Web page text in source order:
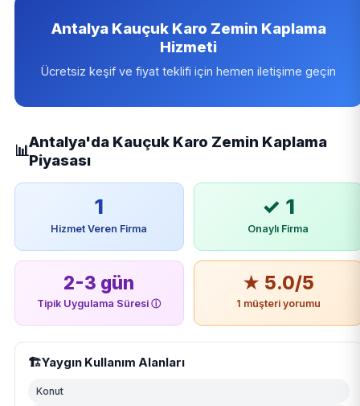
Antalya Kauçuk Karo Zemin Kaplama
Hizmeti
Ücretsiz keşif ve fiyat teklifi için hemen iletişime geçin
📊
Antalya'da Kauçuk Karo Zemin Kaplama
Piyasası
1
Hizmet Veren Firma
✓ 1
Onaylı Firma
2-3 gün
Tipik Uygulama Süresiⓘ
★ 5.0/5
1 müşteri yorumu
🏗️Yaygın Kullanım Alanları
Konut